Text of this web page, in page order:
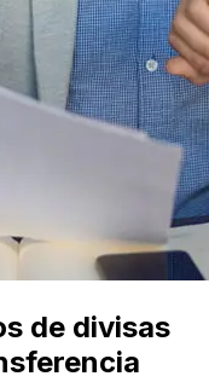
de divisas